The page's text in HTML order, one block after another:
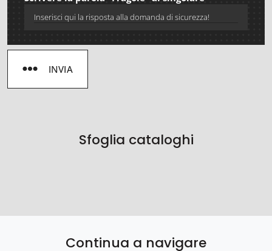
Sfoglia cataloghi
INVIA
Continua a navigare